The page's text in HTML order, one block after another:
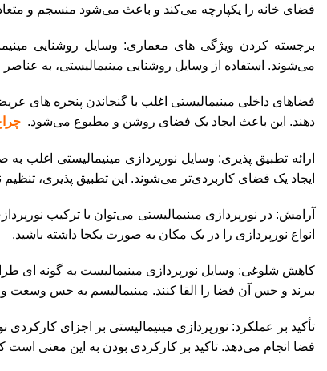
فضای خانه را یکپارچه می‌کند و باعث می‌شود منسجم و
برجسته کردن ویژگی های معماری: وسایل روشنایی
می‌شوند. استفاده از وسایل روشنایی مینیمالیستی، به
فضاهای داخلی مینیمالیستی اغلب با گنجاندن پنجره های
دهند. این باعث ایجاد یک فضای روشن و مطبوع می‌شود.
ارائه تطبیق پذیری: وسایل نورپردازی مینیمالیستی
ایجاد یک فضای کاربردی‌تر می‌شوند. این تطبیق پذیری،
آرامش: در نورپردازی مینیمالیستی می‌توان با ترکیب
انواع نورپردازی را در یک مکان به صورت یکجا داشته باشید.
کاهش شلوغی: وسایل نورپردازی مینیمالیست به گونه ای
ببرند و حس آن فضا را القا کنند. مینیمالیسم به حس
تأکید بر عملکرد: نورپردازی مینیمالیستی بر اجزای
فضا انجام می‌دهد. تاکید بر کارکردی بودن به این معنی